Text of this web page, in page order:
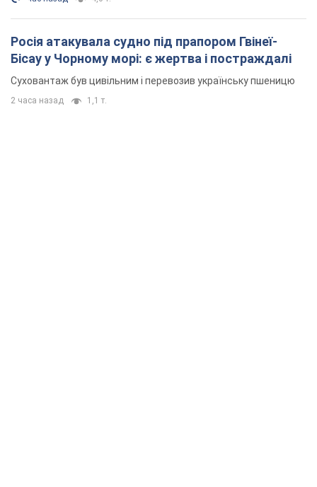
Росія атакувала судно під прапором Гвінеї-
Бісау у Чорному морі: є жертва і постраждалі
Суховантаж був цивільним і перевозив українську пшеницю
2 часа назад 1,1 т.